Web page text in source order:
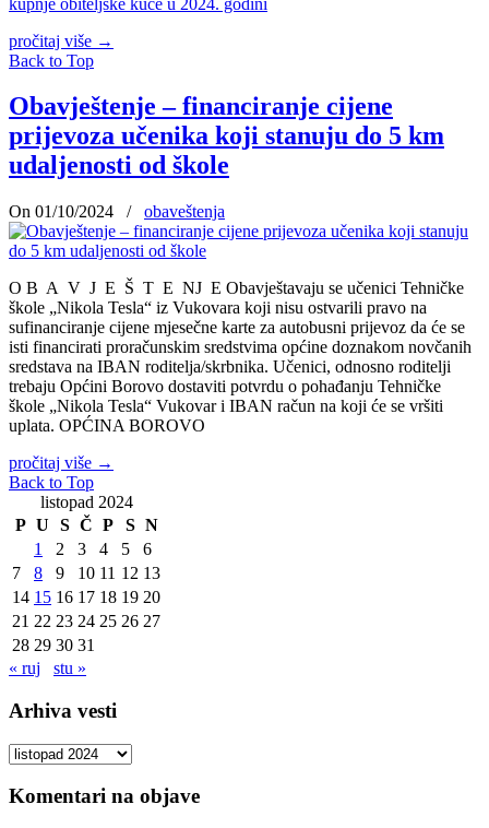
pročitaj više →
Back to Top
Obavještenje – financiranje cijene
prijevoza učenika koji stanuju do 5 km
udaljenosti od škole
On 01/10/2024 / obaveštenja
O B A V J E Š T E NJ E Obavještavaju se učenici Tehničke
škole „Nikola Tesla“ iz Vukovara koji nisu ostvarili pravo na
sufinanciranje cijene mjesečne karte za autobusni prijevoz da će se
isti financirati proračunskim sredstvima općine doznakom novčanih
sredstava na IBAN roditelja/skrbnika. Učenici, odnosno roditelji
trebaju Općini Borovo dostaviti potvrdu o pohađanju Tehničke
škole „Nikola Tesla“ Vukovar i IBAN račun na koji će se vršiti
uplata. OPĆINA BOROVO
pročitaj više →
Back to Top
listopad 2024
P U S Č P S N
1
2 3 4 5
6
7
8 9 10 11 12 13
14 15 16 17 18 19 20
21 22 23 24 25 26 27
28 29 30 31
« ruj
stu »
Arhiva vesti
Arhiva
Komentari na objave